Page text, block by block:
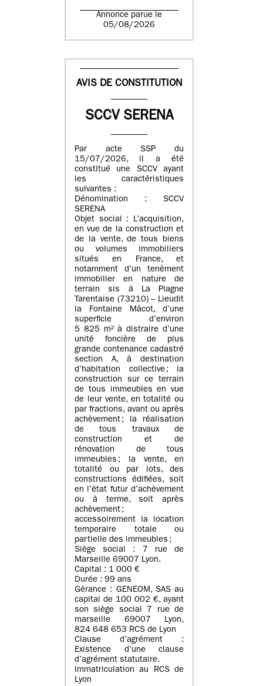
Annonce parue le
05/08/2026
AVIS DE CONSTITUTION
SCCV SERENA
Par acte SSP du
15/07/2026, il a été
constitué une SCCV ayant
les caractéristiques
suivantes :
Dénomination : SCCV
SERENA
Objet social : L’acquisition,
en vue de la construction et
de la vente, de tous biens
ou volumes immobiliers
situés en France, et
notamment d’un tenèment
immobilier en nature de
terrain sis à La Plagne
Tarentaise (73210) – Lieudit
la Fontaine Mâcot, d’une
superficie d’environ
5 825 m² à distraire d’une
unité foncière de plus
grande contenance cadastré
section A, à destination
d’habitation collective ; la
construction sur ce terrain
de tous immeubles en vue
de leur vente, en totalité ou
par fractions, avant ou après
achèvement ; la réalisation
de tous travaux de
construction et de
rénovation de tous
immeubles ; la vente, en
totalité ou par lots, des
constructions édifiées, soit
en l’état futur d’achèvement
ou à terme, soit après
achèvement ;
accessoirement la location
temporaire totale ou
partielle des immeubles ;
Siège social : 7 rue de
Marseille 69007 Lyon.
Capital : 1 000 €
Durée : 99 ans
Gérance : GENEOM, SAS au
capital de 100 002 €, ayant
son siège social 7 rue de
marseille 69007 Lyon,
824 648 653 RCS de Lyon
Clause d’agrément :
Existence d’une clause
d’agrément statutaire.
Immatriculation au RCS de
Lyon